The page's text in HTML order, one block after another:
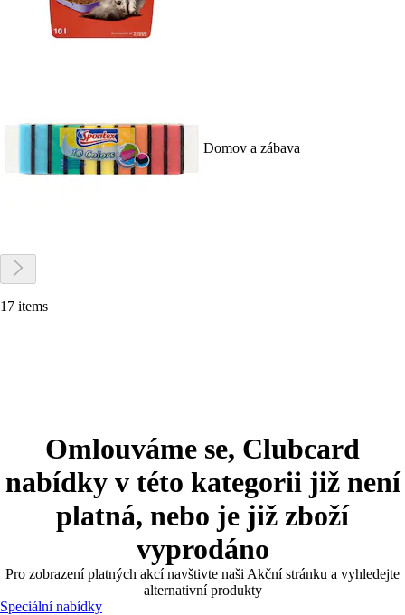
Domov a zábava
17 items
Omlouváme se, Clubcard
nabídky v této kategorii již není
platná, nebo je již zboží
vyprodáno
Pro zobrazení platných akcí navštivte naši Akční stránku a vyhledejte
alternativní produkty
Speciální nabídky